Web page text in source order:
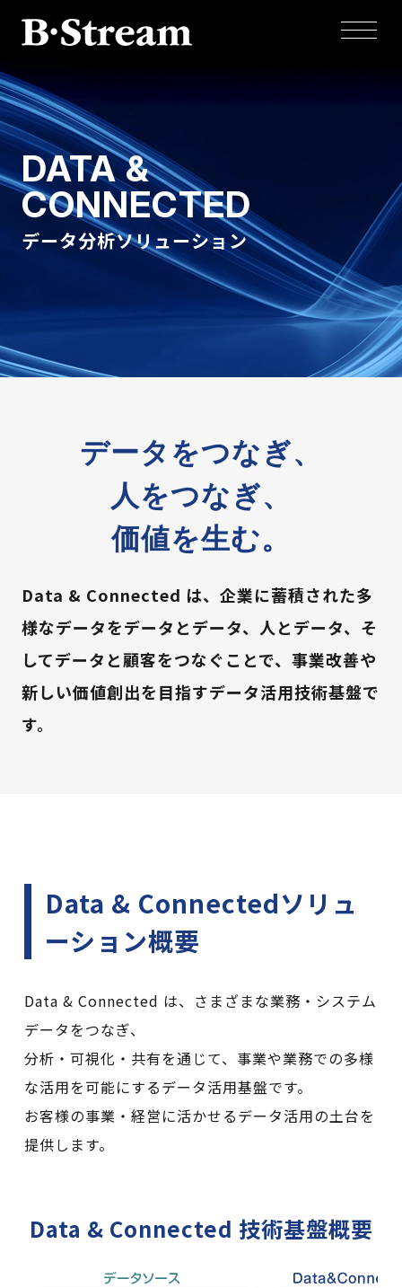
DATA &
CONNECTED
データ分析ソリューション
データをつなぎ、
人をつなぎ、
価値を生む。
Data & Connected は、企業に蓄積された多
様なデータをデータとデータ、人とデータ、そ
してデータと顧客をつなぐことで、事業改善や
新しい価値創出を目指すデータ活用技術基盤で
す。
Data & Connectedソリュ
ーション概要
Data & Connected は、さまざまな業務・システム
データをつなぎ、
分析・可視化・共有を通じて、事業や業務での多様
な活用を可能にするデータ活用基盤です。
お客様の事業・経営に活かせるデータ活用の土台を
提供します。
Data & Connected 技術基盤概要